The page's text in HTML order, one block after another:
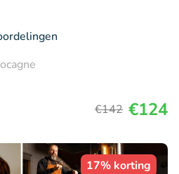
€142 €124
17% korting